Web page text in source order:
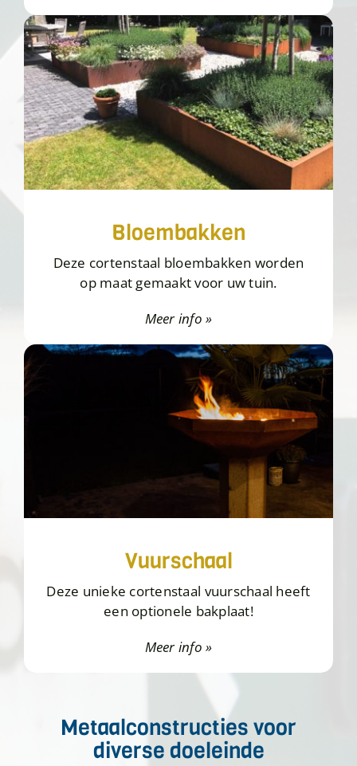
Bloembakken
Deze cortenstaal bloembakken worden
op maat gemaakt voor uw tuin.
Meer info »
Vuurschaal
Deze unieke cortenstaal vuurschaal heeft
een optionele bakplaat!
Meer info »
Metaalconstructies voor
diverse doeleinde